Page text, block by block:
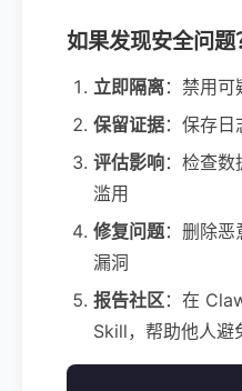
如果发现安全问题
立即隔离：禁用
保留证据：保存
评估影响：检查
滥用
修复问题：删除恶
漏洞
报告社区：在
Skill，帮助他人避